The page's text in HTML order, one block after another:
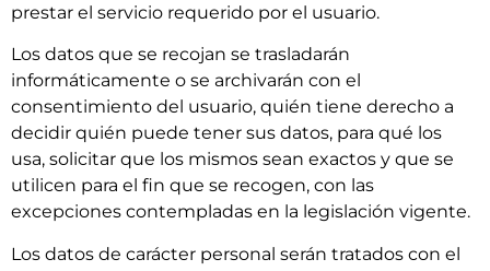
prestar el servicio requerido por el usuario.
Los datos que se recojan se trasladarán
informáticamente o se archivarán con el
consentimiento del usuario, quién tiene derecho a
decidir quién puede tener sus datos, para qué los
usa, solicitar que los mismos sean exactos y que se
utilicen para el fin que se recogen, con las
excepciones contempladas en la legislación vigente.
Los datos de carácter personal serán tratados con el